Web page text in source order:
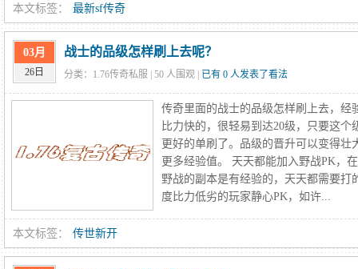
本文标签： 最新sf传奇
03月
26日
战士的品级怎样刷上去呢？
分类：1.76传奇私服 | 50 人围观 | 已有 0 人发表了看法
传奇里面的战士的品级怎样刷上去，经
比力快的，很轻易到达20级，只要这
更好的单刷了。品级的晋升可以变得
更多经验值。 天天都能加入野战PK，
野战的副本是有经验的，天天都需要
度比力低劣的玩家静心PK，如许...
本文标签： 传世新开